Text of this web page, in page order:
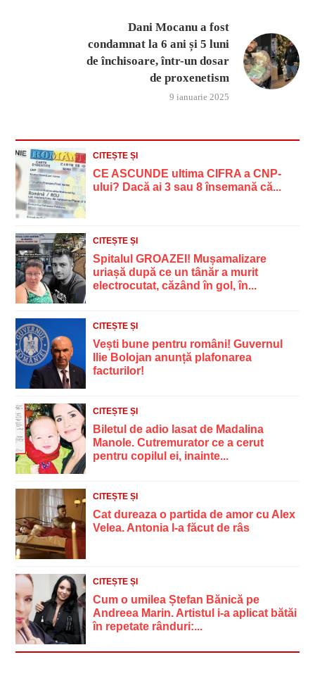
Dani Mocanu a fost
condamnat la 6 ani și 5 luni
de închisoare, într-un dosar
de proxenetism
9 ianuarie 2025
CITEȘTE ȘI
CE ASCUNDE ultima CIFRA a CNP-
ului? Dacă ai 3 sau 8 însemană că...
CITEȘTE ȘI
Spitalul GROAZEI! Mușamalizare
uriașă după ce un tânăr a murit
electrocutat, căzând în gol, în...
CITEȘTE ȘI
Vești bune pentru români! Guvernul
Ilie Bolojan anunță plafonarea
facturilor!
CITEȘTE ȘI
Biletul de adio lasat de Madalina
Manole. Cutremurator ce a cerut
pentru copilul ei, inainte...
CITEȘTE ȘI
Cat dureaza o partida de amor cu Alex
Velea. Antonia l-a făcut de râs
CITEȘTE ȘI
Cum o umilea Ștefan Bănică pe
Andreea Marin. Artistul i-a aplicat bătăi
în repetate rânduri:...